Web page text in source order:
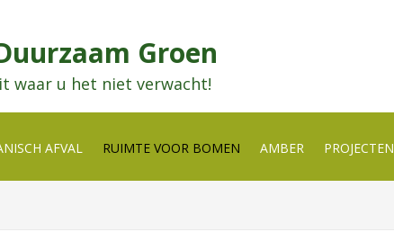
Groen
u het niet verwacht!
AFVAL RUIMTE VOOR BOMEN AMBER PROJECTEN